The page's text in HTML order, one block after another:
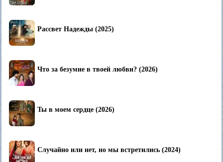
Рассвет Надежды (2025)
Что за безумие в твоей любви? (2026)
Ты в моем сердце (2026)
Случайно или нет, но мы встретились (2024)